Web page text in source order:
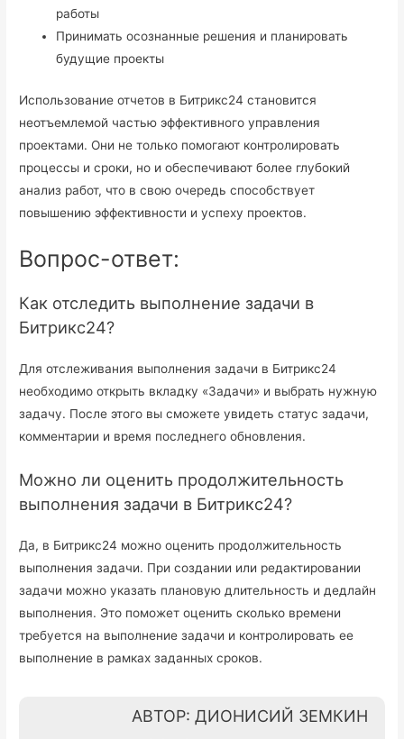
работы
Принимать осознанные решения и планировать
будущие проекты
Использование отчетов в Битрикс24 становится
неотъемлемой частью эффективного управления
проектами. Они не только помогают контролировать
процессы и сроки, но и обеспечивают более глубокий
анализ работ, что в свою очередь способствует
повышению эффективности и успеху проектов.
Вопрос-ответ:
Как отследить выполнение задачи в
Битрикс24?
Для отслеживания выполнения задачи в Битрикс24
необходимо открыть вкладку «Задачи» и выбрать нужную
задачу. После этого вы сможете увидеть статус задачи,
комментарии и время последнего обновления.
Можно ли оценить продолжительность
выполнения задачи в Битрикс24?
Да, в Битрикс24 можно оценить продолжительность
выполнения задачи. При создании или редактировании
задачи можно указать плановую длительность и дедлайн
выполнения. Это поможет оценить сколько времени
требуется на выполнение задачи и контролировать ее
выполнение в рамках заданных сроков.
АВТОР: ДИОНИСИЙ ЗЕМКИН